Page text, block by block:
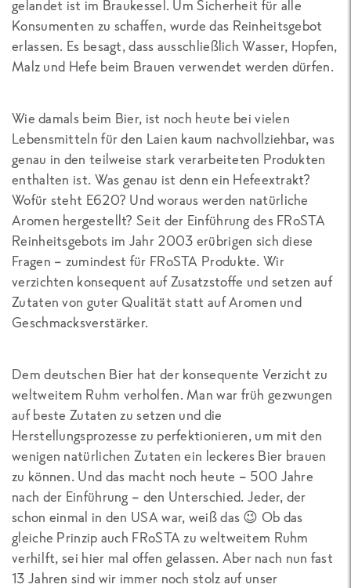
gelandet ist im Braukessel. Um Sicherheit für alle
Konsumenten zu schaffen, wurde das Reinheitsgebot
erlassen. Es besagt, dass ausschließlich Wasser, Hopfen,
Malz und Hefe beim Brauen verwendet werden dürfen.
Wie damals beim Bier, ist noch heute bei vielen
Lebensmitteln für den Laien kaum nachvollziehbar, was
genau in den teilweise stark verarbeiteten Produkten
enthalten ist. Was genau ist denn ein Hefeextrakt?
Wofür steht E620? Und woraus werden natürliche
Aromen hergestellt? Seit der Einführung des FRoSTA
Reinheitsgebots im Jahr 2003 erübrigen sich diese
Fragen – zumindest für FRoSTA Produkte. Wir
verzichten konsequent auf Zusatzstoffe und setzen auf
Zutaten von guter Qualität statt auf Aromen und
Geschmacksverstärker.
Dem deutschen Bier hat der konsequente Verzicht zu
weltweitem Ruhm verholfen. Man war früh gezwungen
auf beste Zutaten zu setzen und die
Herstellungsprozesse zu perfektionieren, um mit den
wenigen natürlichen Zutaten ein leckeres Bier brauen
zu können. Und das macht noch heute – 500 Jahre
nach der Einführung – den Unterschied. Jeder, der
schon einmal in den USA war, weiß das 😉 Ob das
gleiche Prinzip auch FRoSTA zu weltweitem Ruhm
verhilft, sei hier mal offen gelassen. Aber nach nun fast
13 Jahren sind wir immer noch stolz auf unser